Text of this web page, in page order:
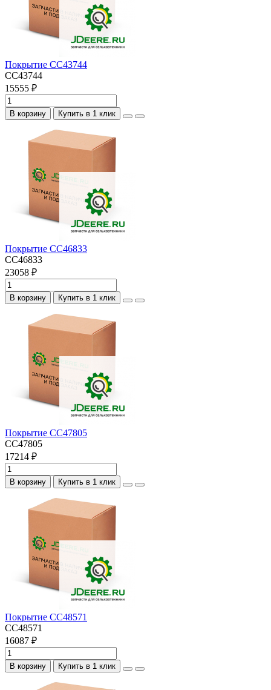
Покрытие CC43744
CC43744
15555 ₽
В корзину Купить в 1 клик
Покрытие CC46833
CC46833
23058 ₽
В корзину Купить в 1 клик
Покрытие CC47805
CC47805
17214 ₽
В корзину Купить в 1 клик
Покрытие CC48571
CC48571
16087 ₽
В корзину Купить в 1 клик